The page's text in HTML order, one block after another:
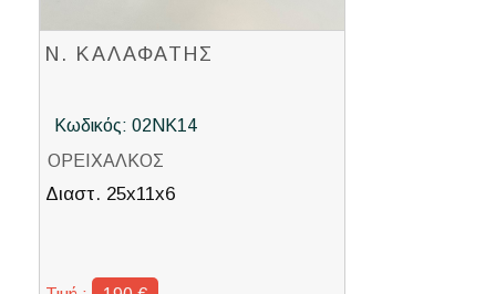
Ν. ΚΑΛΑΦΑΤΗΣ
Κωδικός: 02ΝΚ14
ΟΡΕΙΧΑΛΚΟΣ
Διαστ. 25x11x6